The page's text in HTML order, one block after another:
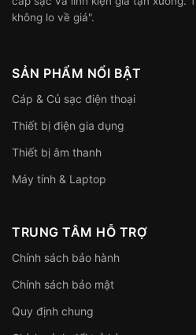
không lo về giá".
SẢN PHẨM NỔI BẬT
Cáp & Củ sạc điện thoại
Thiết bị điện gia dụng
Thiết bị âm thanh
Máy tính & Laptop
TRUNG TÂM HỖ TRỢ
Chính sách bảo hành
Chính sách bảo mật
Quy định chung